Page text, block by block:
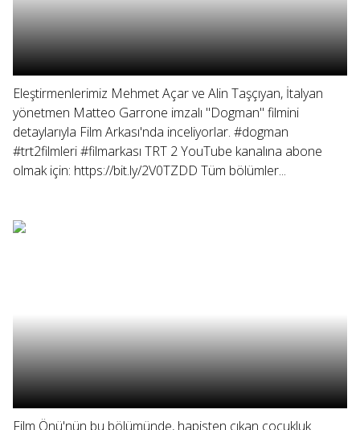
Eleştirmenlerimiz Mehmet Açar ve Alin Taşçıyan, İtalyan
yönetmen Matteo Garrone imzalı "Dogman" filmini
detaylarıyla Film Arkası'nda inceliyorlar. #dogman
#trt2filmleri #filmarkası TRT 2 YouTube kanalına abone
olmak için: https://bit.ly/2V0TZDD Tüm bölümler...
Film Önü'nün bu bölümünde, hapisten çıkan çocukluk